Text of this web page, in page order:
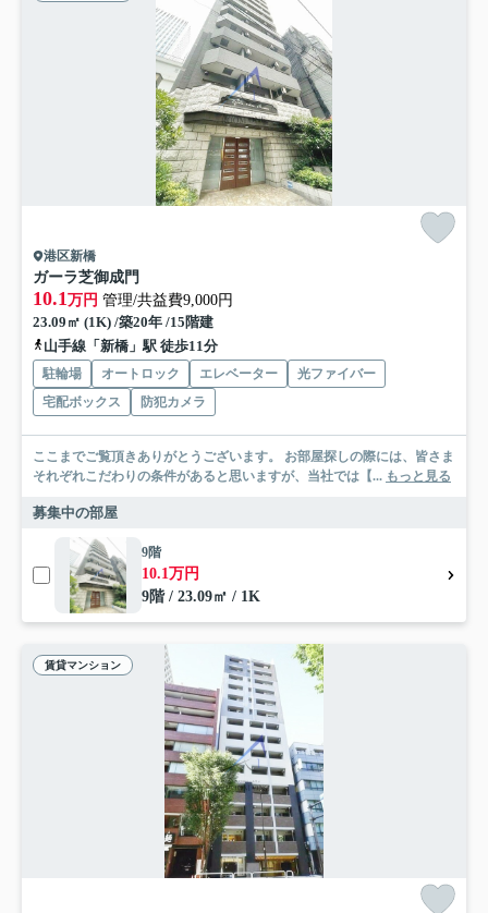
港区新橋
ガーラ芝御成門
10.1 万円 管理/共益費9,000円
23.09㎡ (1K) /築20年 /15階建
山手線「新橋」駅 徒歩11分
駐輪場 オートロック エレベーター
光ファイバー
宅配ボックス
防犯カメラ
ここまでご覧頂きありがとうございます。 お部屋探しの際には、皆さま
それぞれこだわりの条件があると思いますが、当社では【... もっと見る
募集中の部屋
9階
10.1万円
9階 / 23.09㎡ / 1K
賃貸マンション